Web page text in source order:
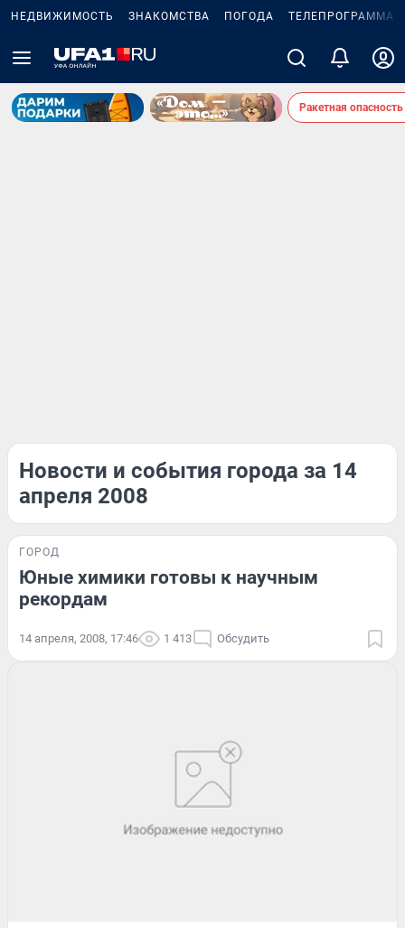
НЕДВИЖИМОСТЬ ЗНАКОМСТВА ПОГОДА ТЕЛЕПРОГРАММА
Ракетная
Новости и события города за 14
апреля 2008
ГОРОД
Юные химики готовы к научным
рекордам
14 апреля, 2008, 17:46 1 413 Обсудить